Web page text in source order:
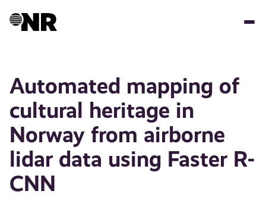
Automated mapping of
cultural heritage in
Norway from airborne
lidar data using Faster R-
CNN